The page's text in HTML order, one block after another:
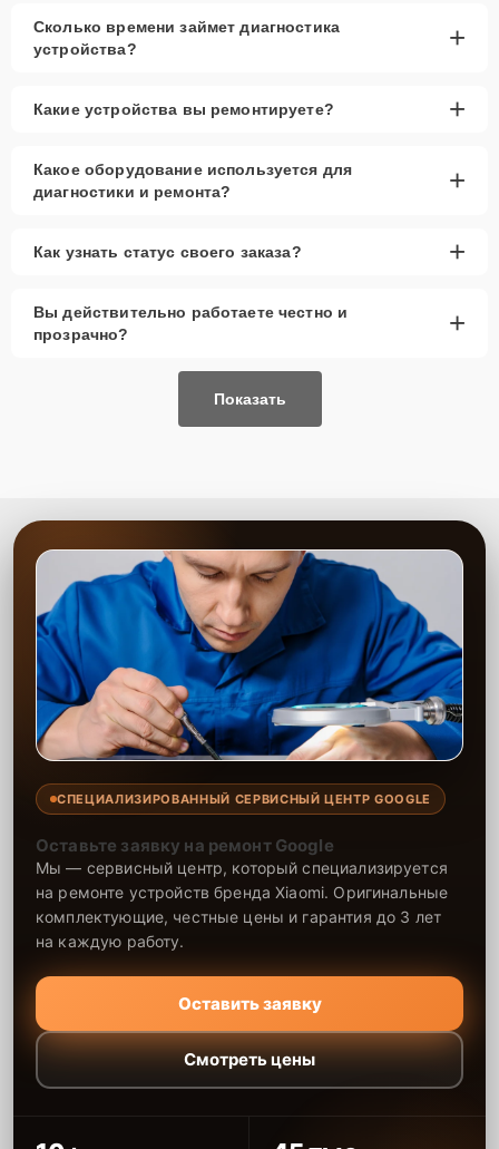
Сколько времени займет диагностика
устройства?
+
Какие устройства вы ремонтируете? +
Какое оборудование используется для
диагностики и ремонта?
+
Как узнать статус своего заказа? +
Вы действительно работаете честно и
прозрачно?
+
Показать
СПЕЦИАЛИЗИРОВАННЫЙ СЕРВИСНЫЙ ЦЕНТР GOOGLE
Оставьте заявку на ремонт Google
Мы — сервисный центр, который специализируется
на ремонте устройств бренда Xiaomi. Оригинальные
комплектующие, честные цены и гарантия до 3 лет
на каждую работу.
Оставить заявку
Смотреть цены